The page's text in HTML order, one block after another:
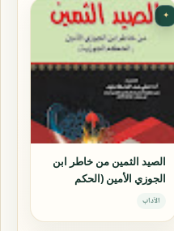
✦
الصيد الثمين من خاطر ابن
الجوزي الأمين (الحكم
الجوزية)
الآداب